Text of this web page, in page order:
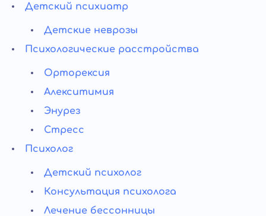
Детский психиатр
Детские неврозы
Психологические расстройства
Орторексия
Алекситимия
Энурез
Стресс
Психолог
Детский психолог
Консультация психолога
Лечение бессонницы